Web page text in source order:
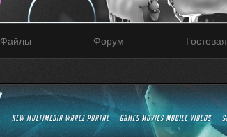
Файлы Форум Гостевая